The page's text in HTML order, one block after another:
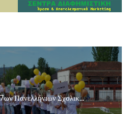
Πανελλήνιων Σχολικ...